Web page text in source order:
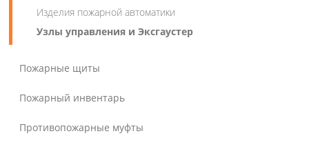
Изделия пожарной автоматики
Узлы управления и Эксгаустер
Пожарные щиты
Пожарный инвентарь
Противопожарные муфты